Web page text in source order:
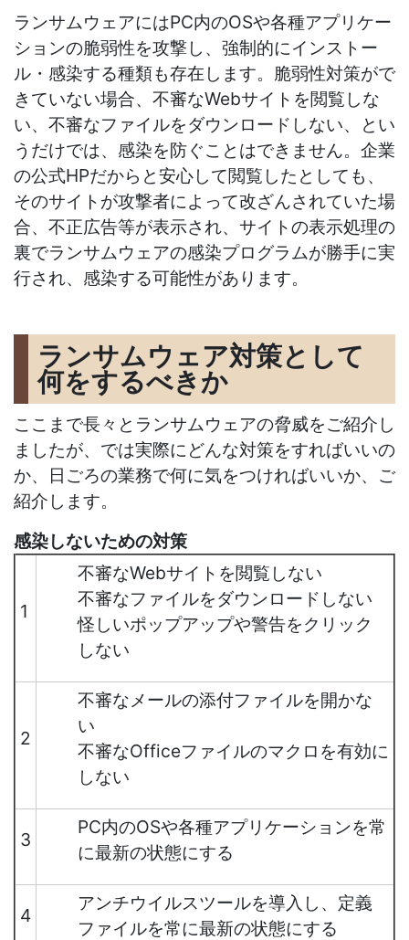
ランサムウェアにはPC内のOSや各種アプリケー
ションの脆弱性を攻撃し、強制的にインストー
ル・感染する種類も存在します。脆弱性対策がで
きていない場合、不審なWebサイトを閲覧しな
い、不審なファイルをダウンロードしない、とい
うだけでは、感染を防ぐことはできません。企業
の公式HPだからと安心して閲覧したとしても、
そのサイトが攻撃者によって改ざんされていた場
合、不正広告等が表示され、サイトの表示処理の
裏でランサムウェアの感染プログラムが勝手に実
行され、感染する可能性があります。
ランサムウェア対策として
何をするべきか
ここまで長々とランサムウェアの脅威をご紹介し
ましたが、では実際にどんな対策をすればいいの
か、日ごろの業務で何に気をつければいいか、ご
紹介します。
感染しないための対策
1
不審なWebサイトを閲覧しない
不審なファイルをダウンロードしない
怪しいポップアップや警告をクリック
しない
2
不審なメールの添付ファイルを開かな
い
不審なOfficeファイルのマクロを有効に
しない
3
PC内のOSや各種アプリケーションを常
に最新の状態にする
4
アンチウイルスツールを導入し、定義
ファイルを常に最新の状態にする